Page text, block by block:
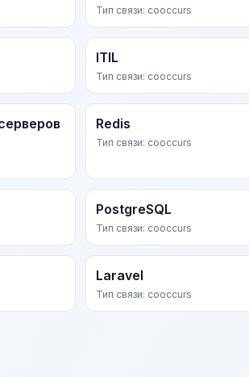
Тип связи: cooccurs
ITIL
Тип связи: cooccurs
Redis
Тип связи: cooccurs
PostgreSQL
Тип связи: cooccurs
Laravel
Тип связи: cooccurs